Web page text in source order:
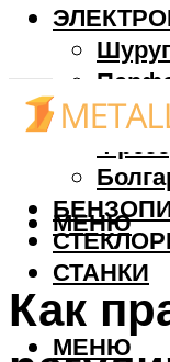
Дрель
СТАНКИ
МЕНЮ
МЕНЮ
Как